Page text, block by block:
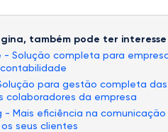
também pode ter interesse
Solução completa para
para gestão completa
colaboradores da empresa
- Mais eficiência na
seus clientes